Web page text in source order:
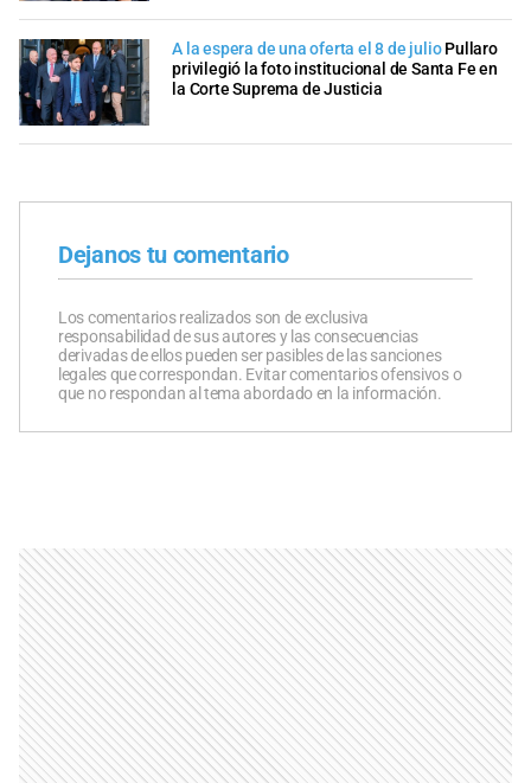
A la espera de una oferta el 8 de julio Pullaro
privilegió la foto institucional de Santa Fe en
la Corte Suprema de Justicia
Dejanos tu comentario
Los comentarios realizados son de exclusiva
responsabilidad de sus autores y las consecuencias
derivadas de ellos pueden ser pasibles de las sanciones
legales que correspondan. Evitar comentarios ofensivos o
que no respondan al tema abordado en la información.